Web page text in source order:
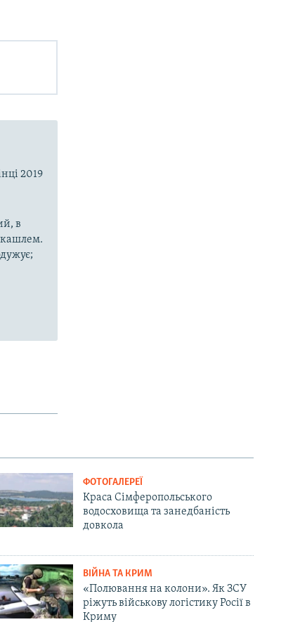
2019
в
кашлем.
ФОТОГАЛЕРЕЇ
Краса Сімферопольського
водосховища та занедбаність
довкола
ВІЙНА ТА КРИМ
«Полювання на колони». Як ЗСУ
ріжуть військову логістику Росії в
Криму